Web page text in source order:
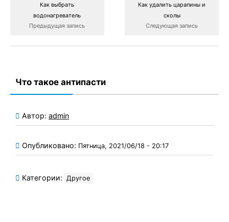
Как выбрать
водонагреватель
Предыдущая запись
Как удалить царапины и
сколы
Следующая запись
Что такое антипасти
Автор: admin
Опубликовано: Пятница, 2021/06/18 - 20:17
Категории: Другое